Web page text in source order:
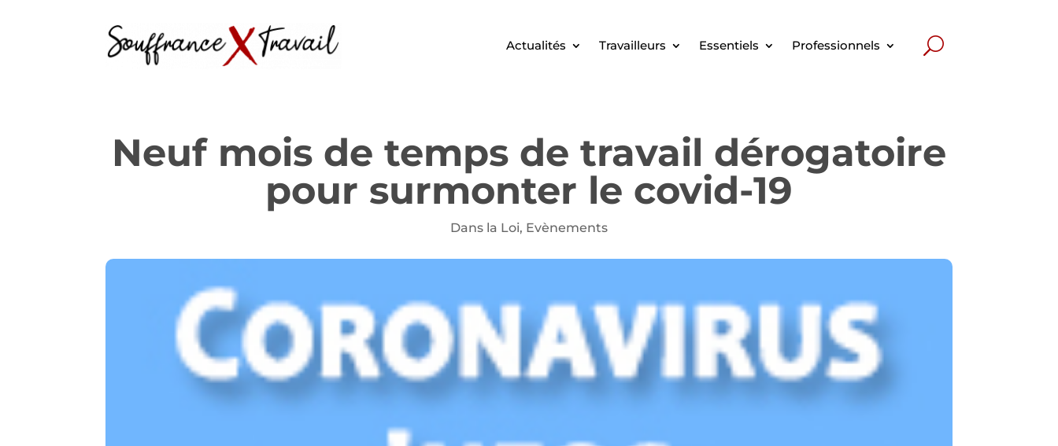
Actualités Travailleurs Essentiels Professionnels
Neuf mois de temps de travail dérogatoire
pour surmonter le covid-19
Dans la Loi, Evènements